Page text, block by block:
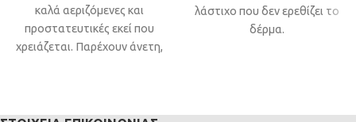
καλά αεριζόμενες και
προστατευτικές εκεί που
χρειάζεται. Παρέχουν άνετη,
λάστιχο που δεν ερεθίζει το
δέρμα.